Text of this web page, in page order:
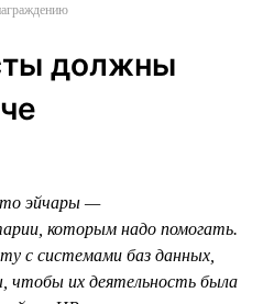
должны
эйчары —
которым надо помогать.
с системами баз данных,
чтобы их деятельность была